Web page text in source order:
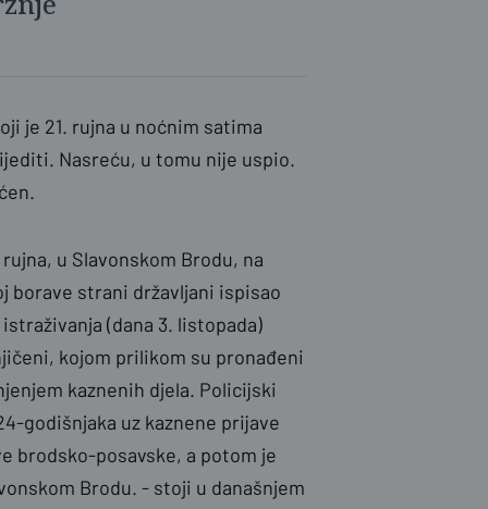
je 21. rujna u noćnim satima
Nasreću, u tomu nije uspio.
u Slavonskom Brodu, na
borave strani državljani ispisao
(dana 3. listopada)
kojom prilikom su pronađeni
kaznenih djela. Policijski
godišnjaka uz kaznene prijave
brodsko-posavske, a potom je
Brodu. - stoji u današnjem